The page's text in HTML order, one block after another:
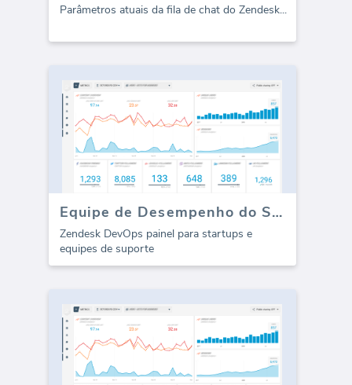
Parâmetros atuais da fila de chat do Zendesk...
Equipe de Desempenho do Suporte Zendesk
Zendesk DevOps painel para startups e
equipes de suporte